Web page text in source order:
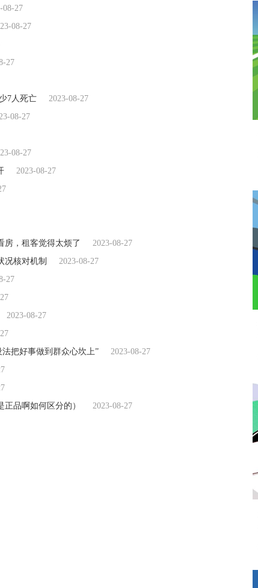
08-27
08-27
27
7人死亡
2023-08-27
08-27
08-27
2023-08-27
房，租客觉得太烦了
2023-08-27
况核对机制
2023-08-27
27
2023-08-27
把好事做到群众心坎上”
2023-08-27
品啊如何区分的）
2023-08-27